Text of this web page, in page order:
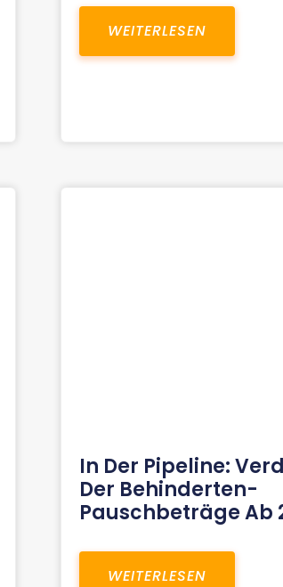
WEITERLESEN
In Der Pipeline:
Der Behinderten-
Pauschbeträge Ab
WEITERLESEN